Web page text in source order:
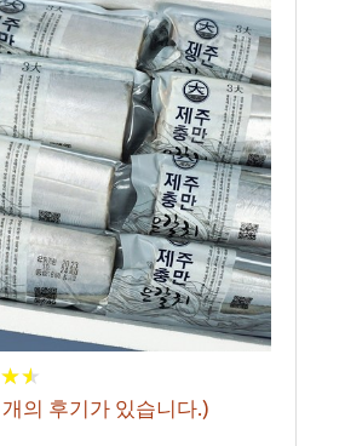
★★
★★
개의 후기가 있습니다.)